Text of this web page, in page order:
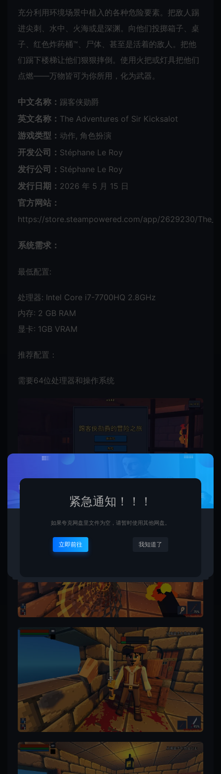
充分利用环境场景中植入的各种危险要素。把敌人踢
进尖刺、水中、火海或是深渊。向他们投掷箱子、桌
子、红色炸药桶™、尸体、甚至是活着的敌人。把他
们踢下楼梯让他们狠狠摔倒。使用火把或灯具把他们
点燃——万物皆可为你所用，化为武器。
中文名称： 踢客侠勋爵
英文名称： The Adventures of Sir Kicksalot
游戏类型： 动作, 角色扮演
开发公司： Stéphane Le Roy
发行公司： Stéphane Le Roy
发行日期： 2026 年 5 月 15 日
官方网站：
https://store.steampowered.com/app/2629230/
系统需求：
最低配置:
处理器: Intel Core i7-7700HQ 2.8GHz
内存: 2 GB RAM
显卡: 1GB VRAM
推荐配置：
需要64位处理器和操作系统
紧急通知！！！
如果夸克网盘里文件为空，请暂时使用其他网盘。
立即前往 我知道了